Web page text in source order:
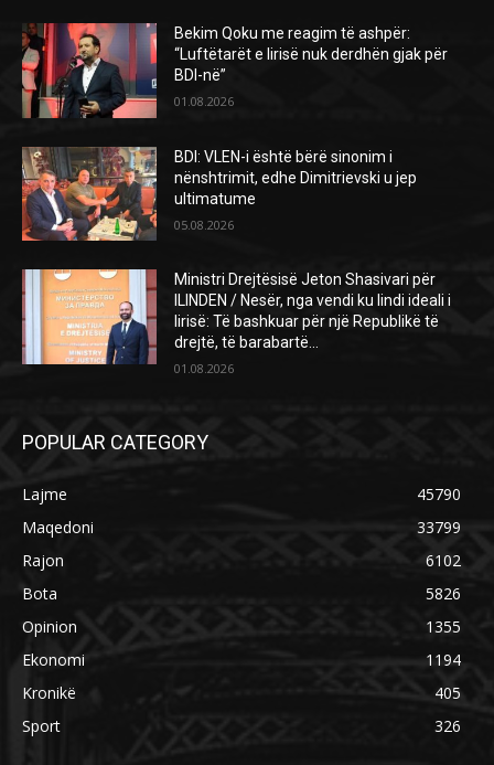
Bekim Qoku me reagim të ashpër:
“Luftëtarët e lirisë nuk derdhën gjak për
BDI-në”
01.08.2026
BDI: VLEN-i është bërë sinonim i
nënshtrimit, edhe Dimitrievski u jep
ultimatume
05.08.2026
Ministri Drejtësisë Jeton Shasivari për
ILINDEN / Nesër, nga vendi ku lindi ideali i
lirisë: Të bashkuar për një Republikë të
drejtë, të barabartë...
01.08.2026
POPULAR CATEGORY
Lajme
45790
Maqedoni
33799
Rajon
6102
Bota
5826
Opinion
1355
Ekonomi
1194
Kronikë
405
Sport
326